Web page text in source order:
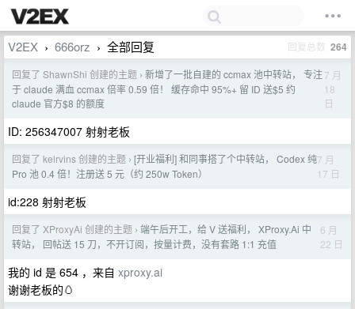
V2EX › 666orz › 全部回复 回复总数 264
回复了 ShawnShi 创建的主题 › 新增了一批自建的 ccmax 池中转站， 专注
于 claude 满血 ccmax 倍率 0.59 倍！ 缓存命中 95%+ 留 ID 送$5 约
claude 官方$8 的额度
7 月
18
日
ID: 256347007 射射老板
回复了 kelrvins 创建的主题 › [开业福利] 和同事搭了个中转站， Codex 纯
Pro 池 0.4 倍！注册送 5 元（约 250w Token）
7 月
17 日
id:228 射射老板
回复了 XProxyAi 创建的主题 › 端午后开工，给 V 送福利， XProxy.Ai 中
转站， 回帖送 15 刀，不开订阅，按量计费，没有套路 1:1 充值
6 月
22 日
我的 id 是 654 ，来自 xproxy.ai
谢谢老板的🥚